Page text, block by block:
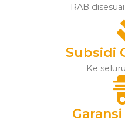
RAB
Subsidi
Ke